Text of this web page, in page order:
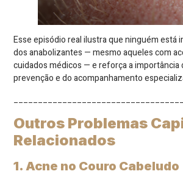
Esse episódio real ilustra que ninguém está
dos anabolizantes — mesmo aqueles com
cuidados médicos — e reforça a importância
prevenção e do acompanhamento
Outros Problemas
Relacionados
1. Acne no Couro Cabeludo